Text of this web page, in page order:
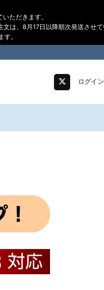
ただきます。
は、8月17日以降順次発送させて
。
ログイン